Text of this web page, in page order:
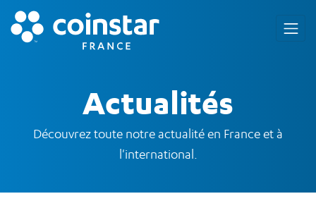
Actualités
Découvrez toute notre actualité en France et à
l'international.